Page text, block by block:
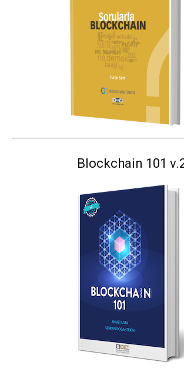
Blockchain 101